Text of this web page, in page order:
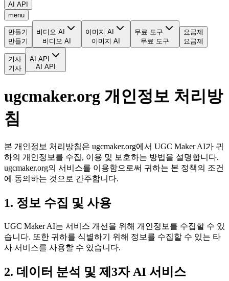
AI API
menu
만들기
만들기
비디오 AI
비디오 AI
이미지 AI
이미지 AI
무료 도구
무료 도구
요금제
요금제
기사
기사
AI API
AI API
ugcmaker.org 개인정보 처리방
침
본 개인정보 처리방침은 ugcmaker.org에서 UGC Maker AI가 귀
하의 개인정보를 수집, 이용 및 보호하는 방법을 설명합니다.
ugcmaker.org의 서비스를 이용함으로써 귀하는 본 정책의 조건
에 동의하는 것으로 간주합니다.
1. 정보 수집 및 사용
UGC Maker AI는 서비스 개선을 위해 개인정보를 수집할 수 있
습니다. 또한 귀하를 식별하기 위해 정보를 수집할 수 있는 타
사 서비스를 사용할 수 있습니다.
2. 데이터 분석 및 제3자 AI 서비스